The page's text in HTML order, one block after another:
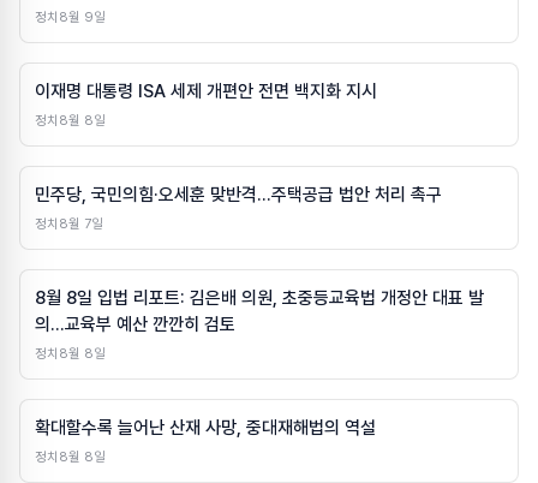
정치 8월 9일
이재명 대통령 ISA 세제 개편안 전면 백지화 지시
정치 8월 8일
민주당, 국민의힘·오세훈 맞반격…주택공급 법안 처리 촉구
정치 8월 7일
8월 8일 입법 리포트: 김은배 의원, 초중등교육법 개정안 대표 발
의…교육부 예산 깐깐히 검토
정치 8월 8일
확대할수록 늘어난 산재 사망, 중대재해법의 역설
정치 8월 8일